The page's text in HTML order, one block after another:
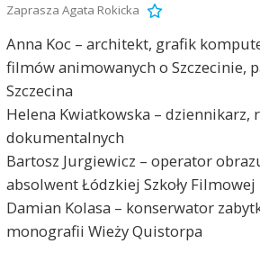
Zaprasza Agata Rokicka
Anna Koc – architekt, grafik
filmów animowanych o Szczecinie,
Szczecina
Helena Kwiatkowska –
dokumentalnych
Bartosz Jurgiewicz – operator
absolwent Łódzkiej Szkoły Filmowej
Damian Kolasa – konserwator
monografii Wieży Quistorpa